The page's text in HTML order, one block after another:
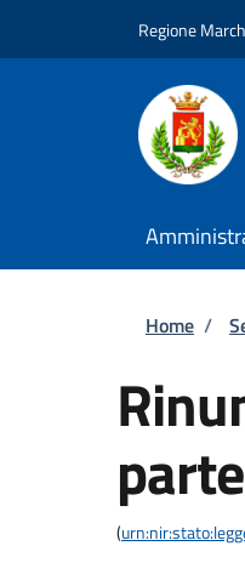
Regione
Home /
(